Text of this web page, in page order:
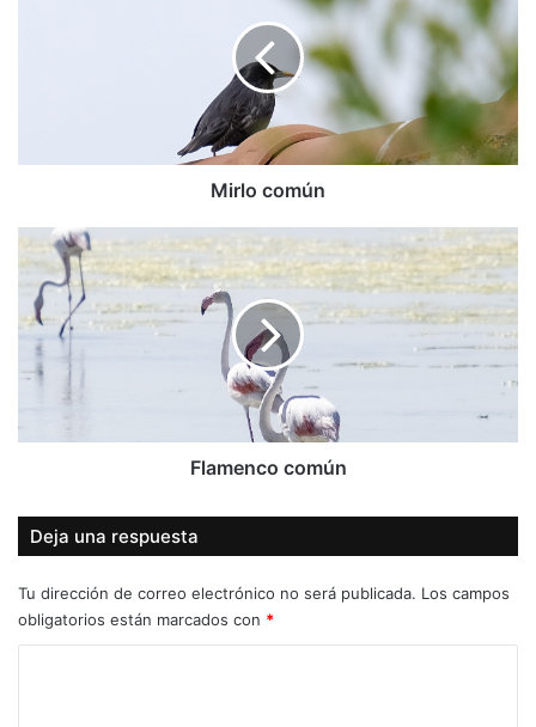
Mirlo común
Flamenco
común
Flamenco común
Deja una respuesta
Tu dirección de correo electrónico no será publicada. Los campos
obligatorios están marcados con *